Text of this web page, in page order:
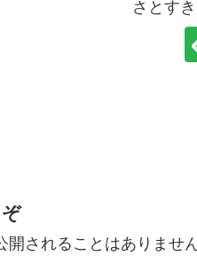
さとす
開されることはありませ